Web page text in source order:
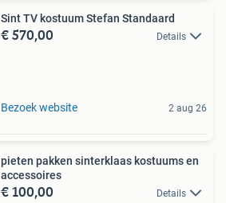
Sint TV kostuum Stefan Standaard
€ 570,00 Details
Bezoek website 2 aug 26
pieten pakken sinterklaas kostuums en
accessoires
€ 100,00 Details